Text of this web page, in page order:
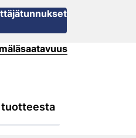
tuotteesta